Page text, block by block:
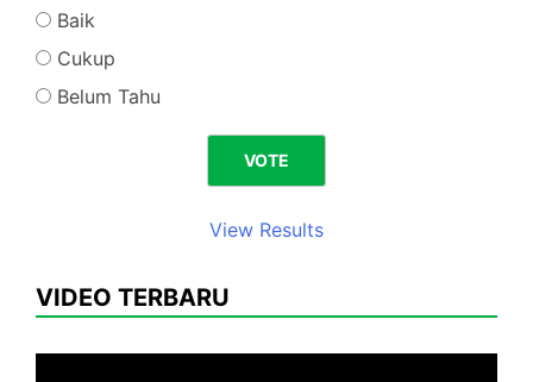
Baik
Cukup
Belum Tahu
View Results
VIDEO TERBARU